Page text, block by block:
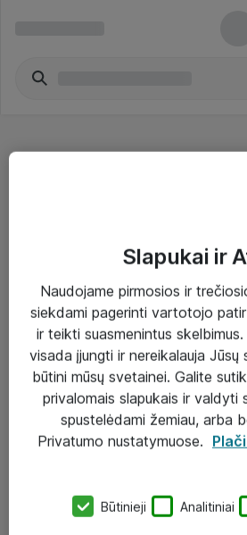
Sprendimai ir paslaugos
Paslaugos
Sprendimai
Įgyvendinti projektai
Atea ekspertų patarimai verslui
UAB „ATEA“
Slapukai ir
Naudojame pirmosios ir
siekdami pagerinti vartotojo
ir teikti suasmenintus
visada įjungti ir nereikalauja Jūsų
būtini mūsų svetainei. Galite
privalomais slapukais ir valdyti
spustelėdami žemiau, arba
Privatumo nustatymuose.
Būtinieji Analitiniai